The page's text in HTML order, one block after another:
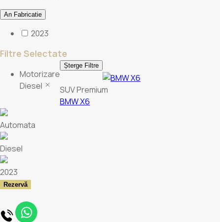
An Fabricatie
2023
Filtre Selectate
Motorizare
Diesel
Șterge Filtre
SUV Premium
BMW X6
Automata
Diesel
2023
Rezervă